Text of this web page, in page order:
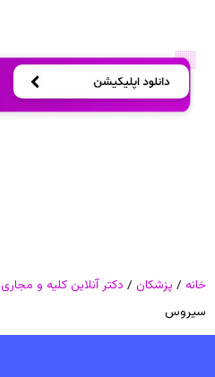
خانه / پزشکان / دکتر آنلاین کلیه و
سیروس